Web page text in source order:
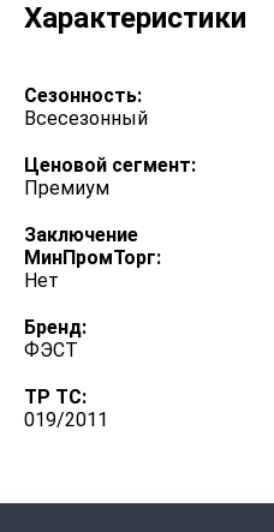
Характеристики
Сезонность:
Всесезонный
Ценовой сегмент:
Премиум
Заключение
МинПромТорг:
Нет
Бренд:
ФЭСТ
ТР ТС:
019/2011